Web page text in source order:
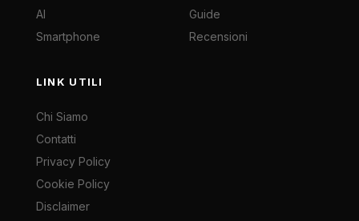
AI
Smartphone
Guide
Recensioni
LINK UTILI
Chi Siamo
Contatti
Privacy Policy
Cookie Policy
Disclaimer